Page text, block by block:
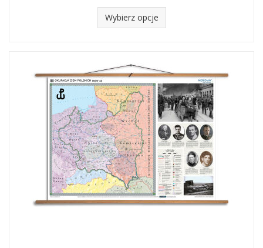
Wybierz opcje